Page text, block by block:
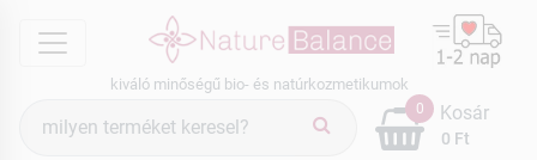
menu
kiváló minőségű bio- és natúrkozmetikumok
keresés
0
0 Ft
Kosár